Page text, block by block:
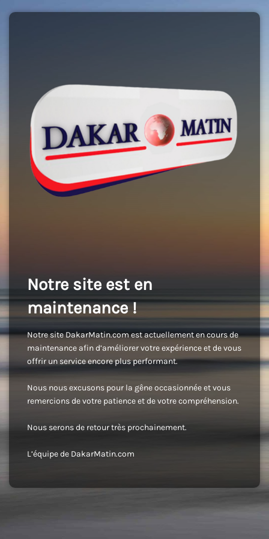
Notre site est en
maintenance !
Notre site DakarMatin.com est actuellement en cours de
maintenance afin d’améliorer votre expérience et de vous
offrir un service encore plus performant.
Nous nous excusons pour la gêne occasionnée et vous
remercions de votre patience et de votre compréhension.
Nous serons de retour très prochainement.
L’équipe de DakarMatin.com